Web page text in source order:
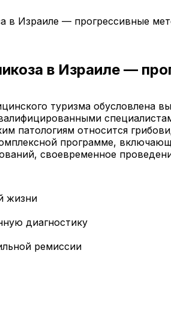
в Израиле — прогрессивные
в Израиле —
туризма обусловлена
патологиям относится
программе,
своевременное
жизни
диагностику
ремиссии